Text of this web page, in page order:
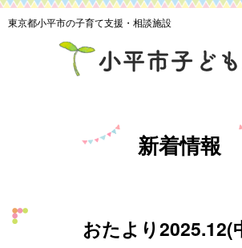
東京都小平市の子育て支援・相談施設
新着情報
おたより2025.12(